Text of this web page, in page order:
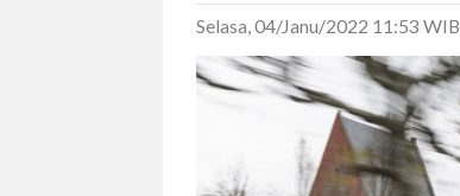
Selasa, 04/Janu/2022 11:53 WIB